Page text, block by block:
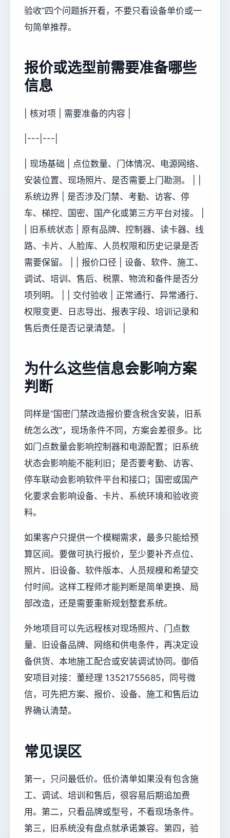
验收”四个问题拆开看，不要只看设备单价或一
句简单推荐。
报价或选型前需要准备哪些
信息
| 核对项 | 需要准备的内容 |
|---|---|
| 现场基础 | 点位数量、门体情况、电源网络、
安装位置、现场照片、是否需要上门勘测。 | |
系统边界 | 是否涉及门禁、考勤、访客、停
车、梯控、国密、国产化或第三方平台对接。 |
| 旧系统状态 | 原有品牌、控制器、读卡器、线
路、卡片、人脸库、人员权限和历史记录是否
需要保留。 | | 报价口径 | 设备、软件、施工、
调试、培训、售后、税票、物流和备件是否分
项列明。 | | 交付验收 | 正常通行、异常通行、
权限变更、日志导出、报表字段、培训记录和
售后责任是否记录清楚。 |
为什么这些信息会影响方案
判断
同样是“国密门禁改造报价要含税含安装，旧系
统怎么改”，现场条件不同，方案会差很多。比
如门点数量会影响控制器和电源配置；旧系统
状态会影响能不能利旧；是否要考勤、访客、
停车联动会影响软件平台和接口；国密或国产
化要求会影响设备、卡片、系统环境和验收资
料。
如果客户只提供一个模糊需求，最多只能给预
算区间。要做可执行报价，至少要补齐点位、
照片、旧设备、软件版本、人员规模和希望交
付时间。这样工程师才能判断是简单更换、局
部改造，还是需要重新规划整套系统。
外地项目可以先远程核对现场照片、门点数
量、旧设备品牌、网络和供电条件，再决定设
备供货、本地施工配合或安装调试协同。御佰
安项目对接：董经理 13521755685，同号微
信，可先把方案、报价、设备、施工和售后边
界确认清楚。
常见误区
第一，只问最低价。低价清单如果没有包含施
工、调试、培训和售后，很容易后期追加费
用。第二，只看品牌或型号，不看现场条件。
第三，旧系统没有盘点就承诺兼容。第四，验